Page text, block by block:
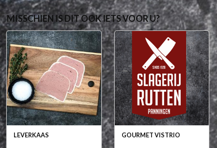
MISSCHIEN IS DIT OOK IETS VOOR U?
LEVERKAAS GOURMET VISTRIO